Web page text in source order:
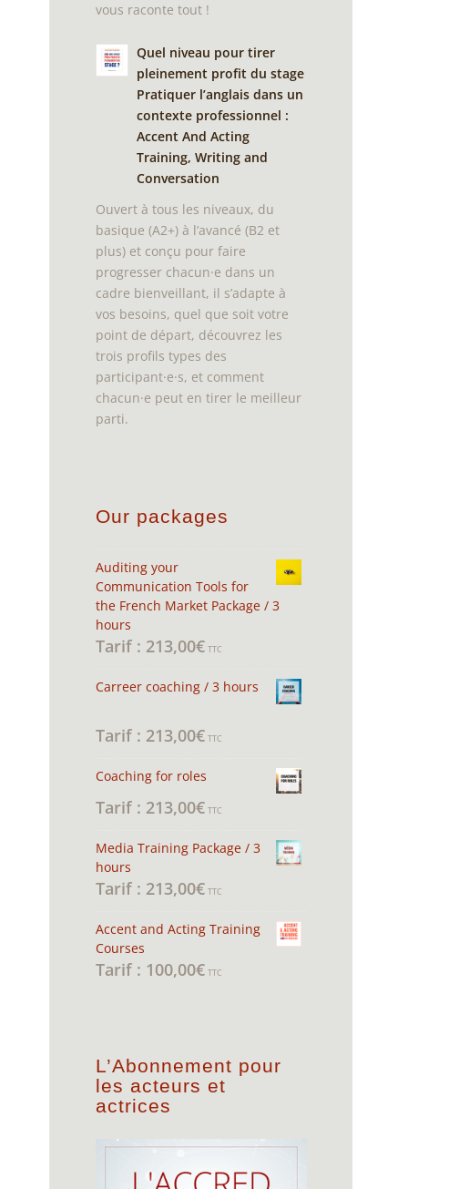
vous raconte tout !
Quel niveau pour tirer
pleinement profit du stage
Pratiquer l’anglais dans un
contexte professionnel :
Accent And Acting
Training, Writing and
Conversation
Ouvert à tous les niveaux, du
basique (A2+) à l’avancé (B2 et
plus) et conçu pour faire
progresser chacun·e dans un
cadre bienveillant, il s’adapte à
vos besoins, quel que soit votre
point de départ, découvrez les
trois profils types des
participant·e·s, et comment
chacun·e peut en tirer le meilleur
parti.
Our packages
Auditing your
Communication Tools for
the French Market Package / 3
hours
213,00€ TTC
Carreer coaching / 3 hours
Rated5.00 out
213,00€ TTC
Coaching for roles
213,00€ TTC
Media Training Package / 3
hours
213,00€ TTC
Accent and Acting Training
Courses
100,00€ TTC
L’Abonnement pour
les acteurs et
actrices